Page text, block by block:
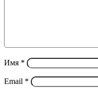
Имя *
Email *